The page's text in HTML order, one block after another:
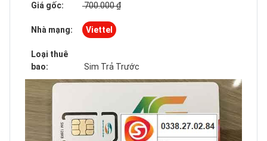
Giá gốc: 700.000 ₫
Nhà mạng: Viettel
Loại thuê
bao:
Sim Trả Trước